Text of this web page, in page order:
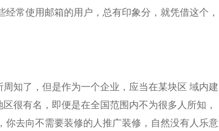
常使用邮箱的用户，总有印象分，就凭借这个，
知了，但是作为一个企业，应当在某块区 域内建
很有名，即便是在全国范围内不为很多人所知，
去向不需要装修的人推广装修，自然没有人乐意